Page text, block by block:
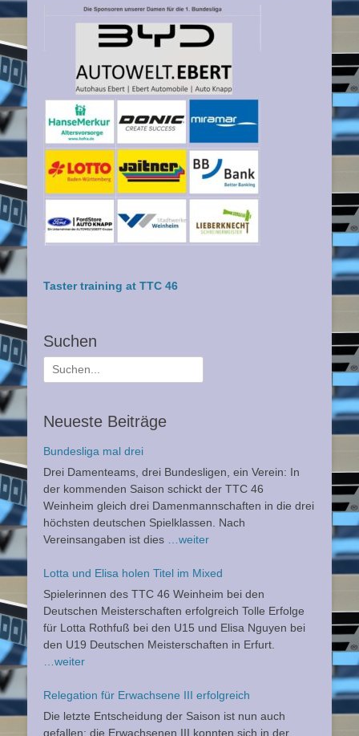
Taster training at TTC 46
Suchen
Suche
nach:
Neueste Beiträge
Bundesliga mal drei
Drei Damenteams, drei Bundesligen, ein Verein: In
der kommenden Saison schickt der TTC 46
Weinheim gleich drei Damenmannschaften in die drei
höchsten deutschen Spielklassen. Nach
Vereinsangaben ist dies …weiter
Lotta und Elisa holen Titel im Mixed
Spielerinnen des TTC 46 Weinheim bei den
Deutschen Meisterschaften erfolgreich Tolle Erfolge
für Lotta Rothfuß bei den U15 und Elisa Nguyen bei
den U19 Deutschen Meisterschaften in Erfurt.
…weiter
Relegation für Erwachsene III erfolgreich
Die letzte Entscheidung der Saison ist nun auch
gefallen: die Erwachsenen III konnten sich in der